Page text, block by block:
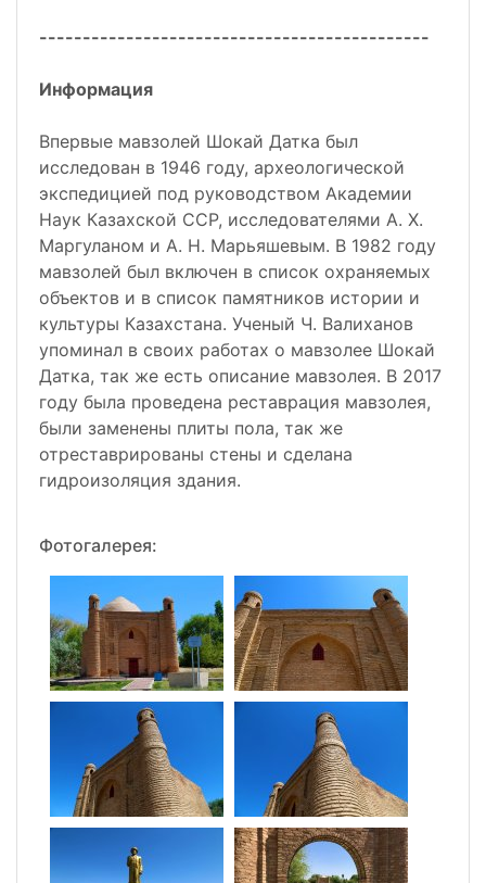
---------------------------------------------
Информация
Впервые мавзолей Шокай Датка был
исследован в 1946 году, археологической
экспедицией под руководством Академии
Наук Казахской ССР, исследователями А. Х.
Маргуланом и А. Н. Марьяшевым. В 1982 году
мавзолей был включен в список охраняемых
объектов и в список памятников истории и
культуры Казахстана. Ученый Ч. Валиханов
упоминал в своих работах о мавзолее Шокай
Датка, так же есть описание мавзолея. В 2017
году была проведена реставрация мавзолея,
были заменены плиты пола, так же
отреставрированы стены и сделана
гидроизоляция здания.
Фотогалерея: